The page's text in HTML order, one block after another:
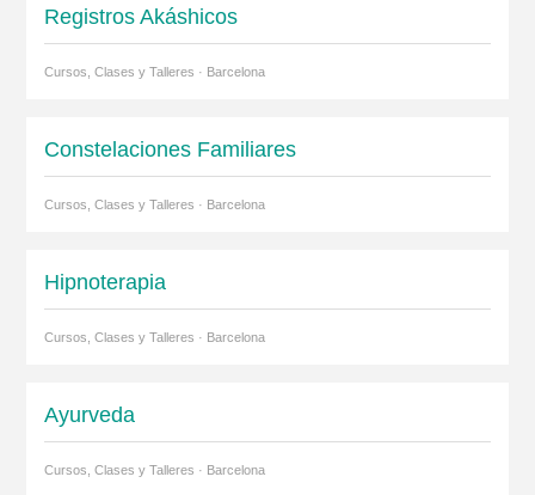
Registros Akáshicos
Cursos, Clases y Talleres · Barcelona
Constelaciones Familiares
Cursos, Clases y Talleres · Barcelona
Hipnoterapia
Cursos, Clases y Talleres · Barcelona
Ayurveda
Cursos, Clases y Talleres · Barcelona